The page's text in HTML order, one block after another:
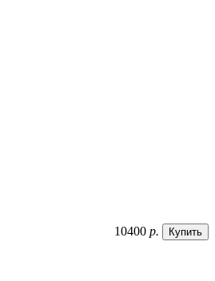
10400 р. Купить